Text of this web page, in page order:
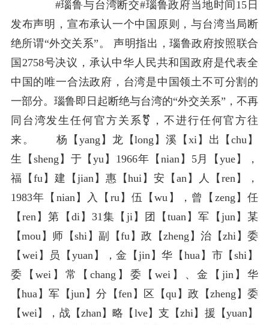
#瑙鲁与台湾断交#瑙鲁政府当地时间15日
发布声明，宣布承认一个中国原则，与台湾当局断
绝所谓“外交关系”。 声明指出，瑙鲁政府按照联合
国2758号决议，承认中华人民共和国政府是代表全
中国的唯一合法政府，台湾是中国领土不可分割的
一部分。瑙鲁即日起断绝与台湾的“外交关系”，不再
同台湾发生任何官方关系⚧️，不进行任何官方往
来。 杨【yang】龙【long】溪【xi】出【chu】
生【sheng】于【yu】1966年【nian】5月【yue】，
福【fu】建【jian】惠【hui】安【an】人【ren】，
1983年【nian】入【ru】伍【wu】，曾【zeng】任
【ren】第【di】31集【ji】团【tuan】军【jun】某
【mou】师【shi】副【fu】政【zheng】治【zhi】委
【wei】员【yuan】，金【jin】华【hua】市【shi】
委【wei】常【chang】委【wei】、金【jin】华
【hua】军【jun】分【fen】区【qu】政【zheng】委
【wei】，战【zhan】略【lve】支【zhi】援【yuan】